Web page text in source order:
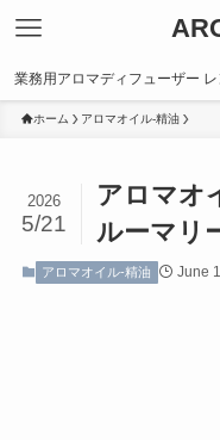
業務用アロマディフューザー
ホーム アロマオイル-精油
アロマオ
ルーマリ
2026
5/21
アロマオイル-精油 June